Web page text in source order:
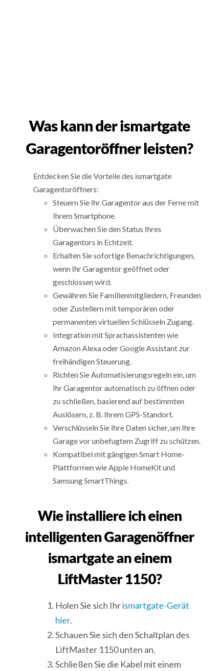
Was kann der ismartgate
Garagentoröffner leisten?
Entdecken Sie die Vorteile des ismartgate
Garagentoröffners:
Steuern Sie Ihr Garagentor aus der Ferne mit
Ihrem Smartphone.
Überwachen Sie den Status Ihres
Garagentors in Echtzeit.
Erhalten Sie sofortige Benachrichtigungen,
wenn Ihr Garagentor geöffnet oder
geschlossen wird.
Gewähren Sie Familienmitgliedern, Freunden
oder Zustellern mit temporären oder
permanenten virtuellen Schlüsseln Zugang.
Integration mit Sprachassistenten wie
Amazon Alexa oder Google Assistant zur
freihändigen Steuerung.
Richten Sie Automatisierungsregeln ein, um
Ihr Garagentor automatisch zu öffnen oder
zu schließen, basierend auf bestimmten
Auslösern, z. B. Ihrem GPS-Standort.
Verschlüsseln Sie Ihre Daten sicher, um Ihre
Garage vor unbefugtem Zugriff zu schützen.
Kompatibel mit gängigen Smart Home-
Plattformen wie Apple HomeKit und
Samsung SmartThings.
Wie installiere ich einen
intelligenten Garagenöffner
ismartgate an einem
LiftMaster 1150?
Holen Sie sich Ihrismartgate-Gerät
hier.
Schauen Sie sich den Schaltplan des
LiftMaster 1150 unten an.
Schließen Sie die Kabel mit einem